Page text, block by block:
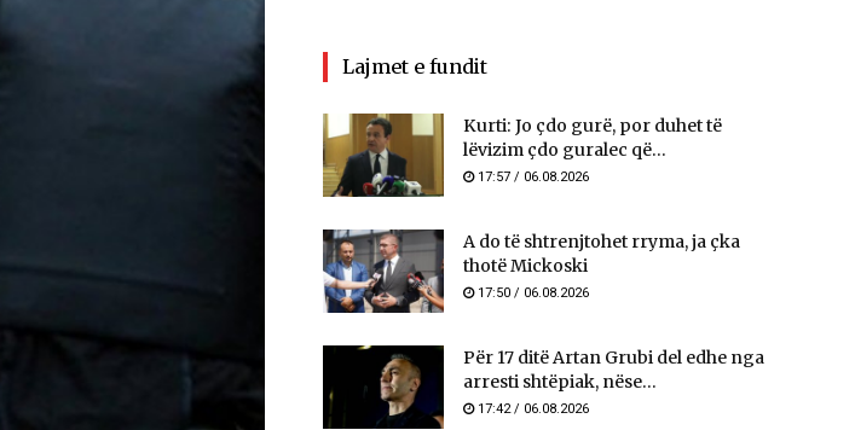
Lajmet e fundit
Kurti: Jo çdo gurë, por duhet të
lëvizim çdo guralec që...
17:57 / 06.08.2026
A do të shtrenjtohet rryma, ja çka
thotë Mickoski
17:50 / 06.08.2026
Për 17 ditë Artan Grubi del edhe nga
arresti shtëpiak, nëse...
17:42 / 06.08.2026